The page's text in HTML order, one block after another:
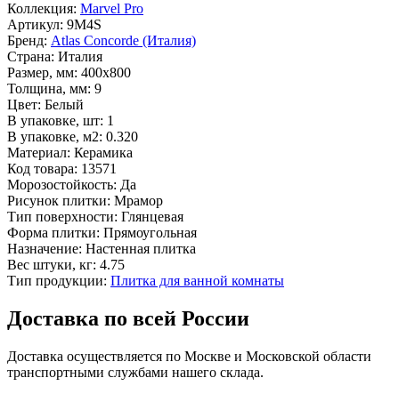
Коллекция: Marvel Pro
Артикул: 9M4S
Бренд: Atlas Concorde (Италия)
Страна: Италия
Размер, мм: 400x800
Толщина, мм: 9
Цвет: Белый
В упаковке, шт: 1
В упаковке, м2: 0.320
Материал: Керамика
Код товара: 13571
Морозостойкость: Да
Рисунок плитки: Мрамор
Тип поверхности: Глянцевая
Форма плитки: Прямоугольная
Назначение: Настенная плитка
Вес штуки, кг: 4.75
Тип продукции: Плитка для ванной комнаты
Доставка по всей России
Доставка осуществляется по Москве и Московской области
транспортными службами нашего склада.